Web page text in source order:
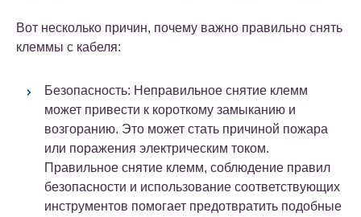
Вот несколько причин, почему важно правильно снять
клеммы с кабеля:
Безопасность: Неправильное снятие клемм
может привести к короткому замыканию и
возгоранию. Это может стать причиной пожара
или поражения электрическим током.
Правильное снятие клемм, соблюдение правил
безопасности и использование соответствующих
инструментов помогает предотвратить подобные